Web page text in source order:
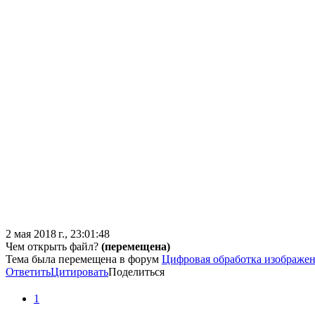
2 мая 2018 г., 23:01:48
Чем открыть файл? (перемещена)
Тема была перемещена в форум Цифровая обработка
ОтветитьЦитироватьПоделиться
1